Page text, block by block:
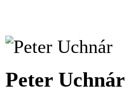
Peter Uchnár